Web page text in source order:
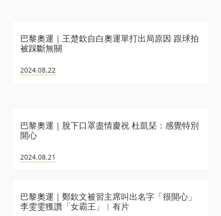
巴黎奧運｜王楚欽自白奧運單打出局原因 跟球拍
被踩斷無關
2024.08.22
巴黎奧運｜脫下口罩盡情慶祝 杜凱琹：感覺特別
開心
2024.08.21
巴黎奧運｜鄭欽文被習主席叫出名字「很開心」
李雯雯獲讚「女霸王」︱有片